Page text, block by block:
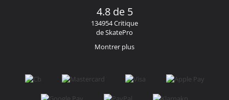
4.8 de 5
134954 Critique
de SkatePro
Montrer plus